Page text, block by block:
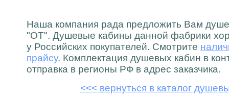
Наша компания рада предложить Вам
"ОТ". Душевые кабины данной фабрики
у Российских покупателей. Смотрите
прайсу. Комплектация душевых кабин в
отправка в регионы РФ в адрес заказчика.
<<< вернуться в каталог